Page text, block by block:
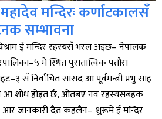
मन्दिरः कर्णाटकालसँ
सम्भावना
ई मन्दिर रहस्यसँ भरल अइछ– नेपालक
मे स्थित पुरातात्विक पतौरा
सँ निर्वाचित सांसद आ पूर्वमन्त्री प्रभु साह
शोध होइत छै, ओतबए नव रहस्यसबहक
जानकारी दैत कहलैन– शुरूमे ई मन्दिर